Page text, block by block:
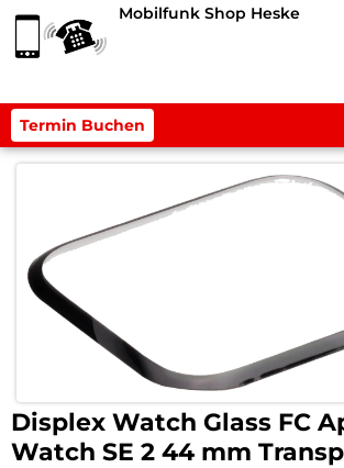
Mobilfunk Shop Heske
Termin Buchen
Displex Watch Glass FC
Watch SE 2 44 mm